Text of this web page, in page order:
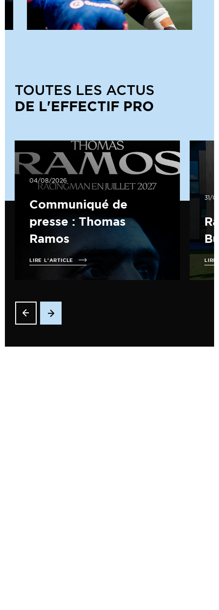
TOUTES LES ACTUS
DE L'EFFECTIF PRO
04/08/2026
Communiqué de
presse : Thomas
Ramos
LIRE L'ARTICLE
31/
LIRE